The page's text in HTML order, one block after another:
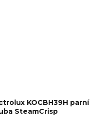
KOCBH39H parní
SteamCrisp